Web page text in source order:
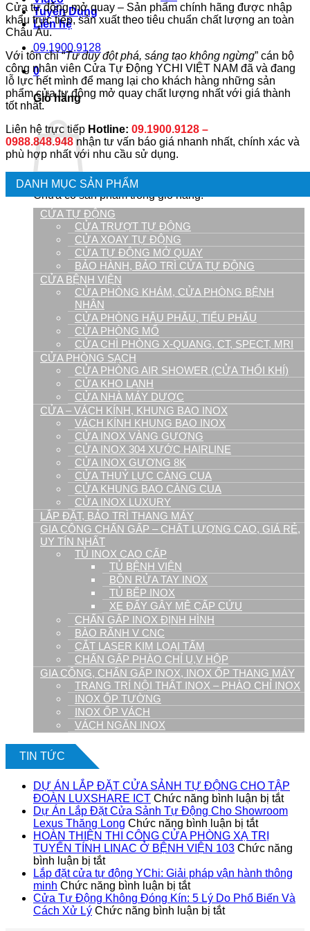
Tuyển Dụng
Liên hệ
09.1900.9128
0
Giỏ hàng
Chưa có sản phẩm trong giỏ hàng.
Cửa tự động mở quay – Sản phẩm chính hãng được nhập
khẩu trực tiếp, sản xuất theo tiêu chuẩn chất lượng an toàn
Châu Âu.
Với tôn chỉ “Tư duy đột phá, sáng tạo không ngừng” cán bộ
công nhân viên Cửa Tự Động YCHI VIỆT NAM đã và đang
lỗ lực hết mình để mang lại cho khách hàng những sản
phẩm cửa tự động mở quay chất lượng nhất với giá thành
tốt nhất.
Liên hệ trực tiếp Hotline: 09.1900.9128 –
0988.848.948nhận tư vấn báo giá nhanh nhất, chính xác và
phù hợp nhất với nhu cầu sử dụng.
DANH MỤC SẢN PHẨM
CỬA TỰ ĐỘNG
CỬA TRƯỢT TỰ ĐỘNG
CỬA XOAY TỰ ĐỘNG
CỬA TỰ ĐỘNG MỞ QUAY
BẢO HÀNH, BẢO TRÌ CỬA TỰ ĐỘNG
CỬA BỆNH VIỆN
CỬA PHÒNG KHÁM, CỬA PHÒNG BỆNH
NHÂN
CỬA PHÒNG HẬU PHẪU, TIỂU PHẪU
CỬA PHÒNG MỔ
CỬA CHÌ PHÒNG X-QUANG, CT, SPECT, MRI
CỬA PHÒNG SẠCH
CỬA PHÒNG AIR SHOWER (CỬA THỔI KHÍ)
CỬA KHO LẠNH
CỬA NHÀ MÁY DƯỢC
CỬA – VÁCH KÍNH, KHUNG BAO INOX
VÁCH KÍNH KHUNG BAO INOX
CỬA INOX VÀNG GƯƠNG
CỬA INOX 304 XƯỚC HAIRLINE
CỬA INOX GƯƠNG 8K
CỬA THUỶ LỰC CÀNG CUA
CỬA KHUNG BAO CÀNG CUA
CỬA INOX LUXURY
LẮP ĐẶT, BẢO TRÌ THANG MÁY
GIA CÔNG CHẤN GẤP – CHẤT LƯỢNG CAO, GIÁ RẺ,
UY TÍN NHẤT
TỦ INOX CAO CẤP
TỦ BỆNH VIỆN
BỒN RỬA TAY INOX
TỦ BẾP INOX
XE ĐẨY GÂY MÊ CẤP CỨU
CHẤN GẤP INOX ĐỊNH HÌNH
BÀO RÃNH V CNC
CẮT LASER KIM LOẠI TẤM
CHẤN GẤP PHÀO CHỈ U,V HỘP
GIA CÔNG, CHẤN GẤP INOX, INOX ỐP THANG MÁY
TRANG TRÍ NỘI THẤT INOX – PHÀO CHỈ INOX
INOX ỐP TƯỜNG
INOX ỐP VÁCH
VÁCH NGĂN INOX
TIN TỨC
DỰ ÁN LẮP ĐẶT CỬA SẢNH TỰ ĐỘNG CHO TẬP
ĐOÀN LUXSHARE ICT Chức năng bình luận bị tắtở
DỰ
ĐẶT
Dự Án Lắp Đặt Cửa Sảnh Tự Động Cho Showroom
Lexus Thăng Long Chức năng bình luận bị tắtở
Dự
Án
Đặt
Sảnh
HOÀN THIỆN THI CÔNG CỬA PHÒNG XẠ TRỊ
TUYẾN TÍNH LINAC Ở BỆNH VIỆN 103 Chức năng
bình luận bị tắtở
HOÀN
THIỆN
THI
CÔNG
Lắp đặt cửa tự động YChi: Giải pháp vận hành thông
minh Chức năng bình luận bị tắtở
Lắp
đặt
Cửa Tự Động Không Đóng Kín: 5 Lý Do Phổ Biến Và
Cách Xử Lý Chức năng bình luận bị tắtở